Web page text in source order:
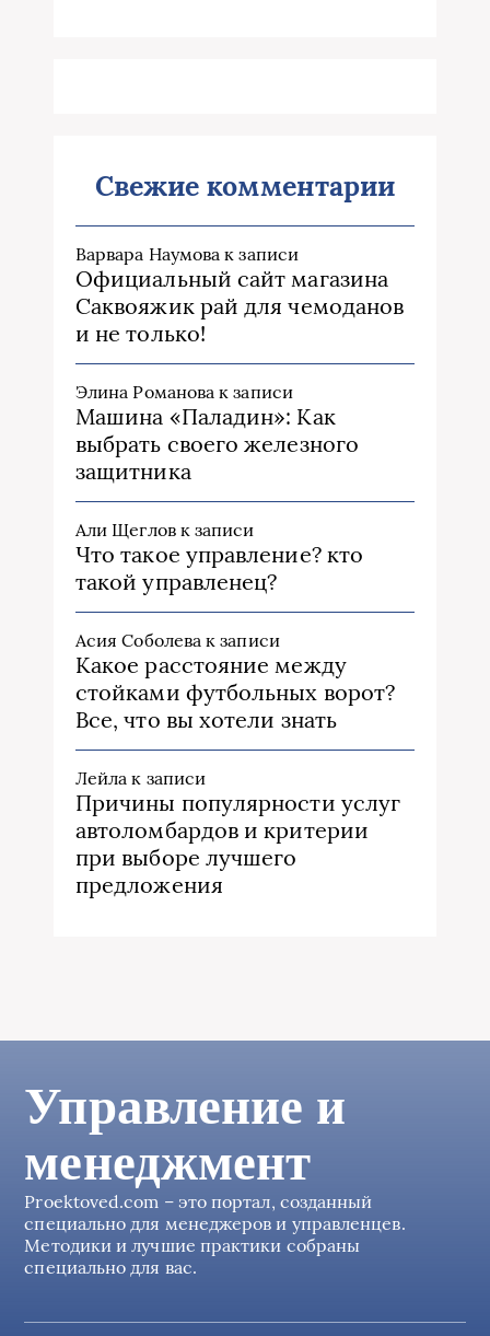
Свежие комментарии
Варвара Наумова к записи
Официальный сайт магазина
Саквояжик рай для чемоданов
и не только!
Элина Романова к записи
Машина «Паладин»: Как
выбрать своего железного
защитника
Али Щегловк записи
Что такое управление? кто
такой управленец?
Асия Соболева к записи
Какое расстояние между
стойками футбольных ворот?
Все, что вы хотели знать
Лейла к записи
Причины популярности услуг
автоломбардов и критерии
при выборе лучшего
предложения
Управление и
менеджмент
Proektoved.com – это портал, созданный
специально для менеджеров и управленцев.
Методики и лучшие практики собраны
специально для вас.